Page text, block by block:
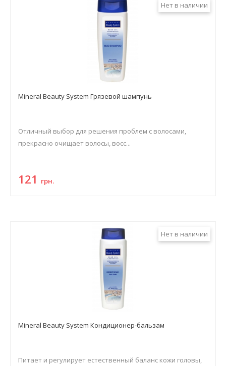
Нет в наличии
Mineral Beauty System Грязевой шампунь
Отличный выбор для решения проблем с волосами,
прекрасно очищает волосы, восс...
121 грн.
Нет в наличии
Mineral Beauty System Кондиционер-бальзам
Питает и регулирует естественный баланс кожи головы,